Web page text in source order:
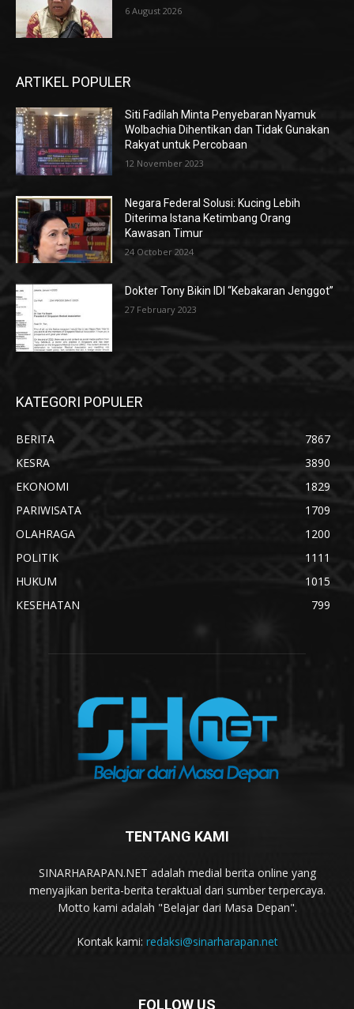
6 August 2026
ARTIKEL POPULER
Siti Fadilah Minta Penyebaran Nyamuk
Wolbachia Dihentikan dan Tidak Gunakan
Rakyat untuk Percobaan
12 November 2023
Negara Federal Solusi: Kucing Lebih
Diterima Istana Ketimbang Orang
Kawasan Timur
24 October 2024
Dokter Tony Bikin IDI “Kebakaran Jenggot”
27 February 2023
KATEGORI POPULER
BERITA
7867
KESRA
3890
EKONOMI
1829
PARIWISATA
1709
OLAHRAGA
1200
POLITIK
1111
HUKUM
1015
KESEHATAN
799
TENTANG KAMI
SINARHARAPAN.NET adalah medial berita online yang
menyajikan berita-berita teraktual dari sumber terpercaya.
Motto kami adalah "Belajar dari Masa Depan".
Kontak kami: redaksi@sinarharapan.net
FOLLOW US